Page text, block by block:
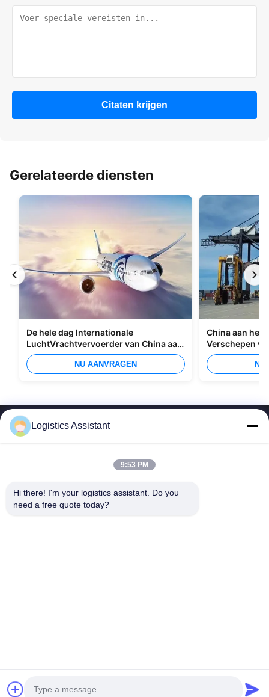
Citaten krijgen
Gerelateerde diensten
De hele dag Internationale
LuchtVrachtvervoerder van China aan
Manilla
NU AANVRAGEN
China aan het
Verschepen
Overzees
NU
© 2026 SHANGHAI TOP WAY INTERNATIONAL TRANSPORT CO.,LTD. All
Logistics Assistant
9:53 PM
Hi there! I'm your logistics assistant. Do you
need a free quote today?